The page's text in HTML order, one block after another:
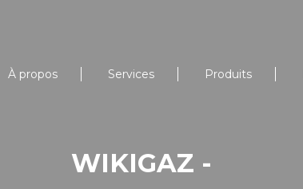
À propos Services Produits
WIKIGAZ -